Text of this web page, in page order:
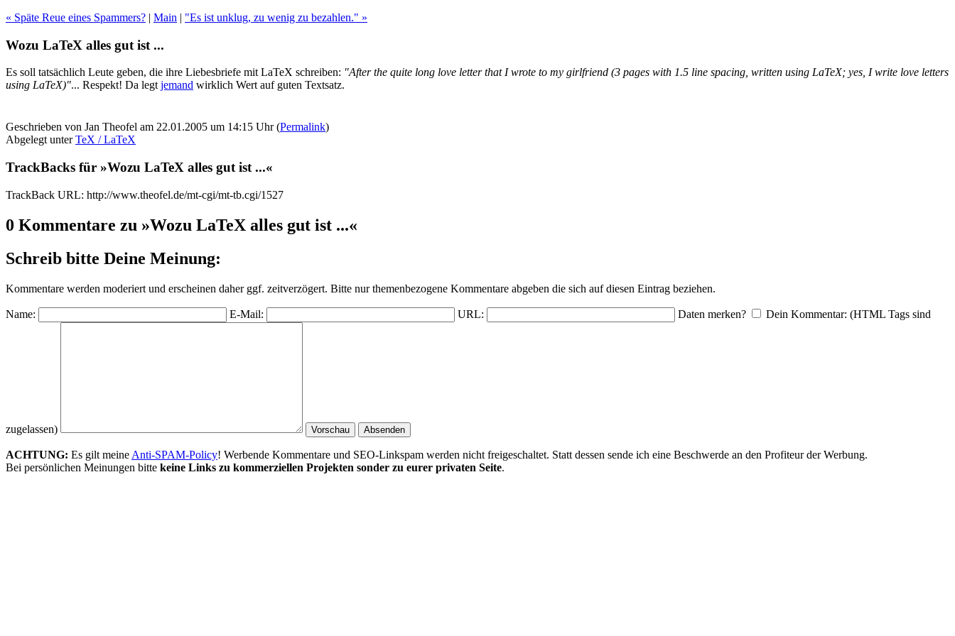
« Späte Reue eines Spammers? | Main | "Es ist unklug, zu wenig zu bezahlen." »
Wozu LaTeX alles gut ist ...
Es soll tatsächlich Leute geben, die ihre Liebesbriefe mit LaTeX schreiben: "After the quite long love letter that I wrote to my girlfriend (3 pages with 1.5 line spacing, written using LaTeX; yes, I write love letters
using LaTeX)"... Respekt! Da legtjemand wirklich Wert auf guten Textsatz.
Geschrieben von Jan Theofel am 22.01.2005 um 14:15 Uhr (Permalink)
Abgelegt unterTeX / LaTeX
TrackBacks für »Wozu LaTeX alles gut ist ...«
TrackBack URL: http://www.theofel.de/mt-cgi/mt-tb.cgi/1527
0 Kommentare zu »Wozu LaTeX alles gut ist ...«
Schreib bitte Deine Meinung:
Kommentare werden moderiert und erscheinen daher ggf. zeitverzögert. Bitte nur themenbezogene Kommentare abgeben die sich auf diesen Eintrag beziehen.
Name: E-Mail: URL: Daten merken? Dein Kommentar: (HTML Tags sind
zugelassen)
ACHTUNG: Es gilt meine Anti-SPAM-Policy! Werbende Kommentare und SEO-Linkspam werden nicht freigeschaltet. Statt dessen sende ich eine Beschwerde an den Profiteur der Werbung.
Bei persönlichen Meinungen bitte keine Links zu kommerziellen Projekten sonder zu eurer privaten Seite.